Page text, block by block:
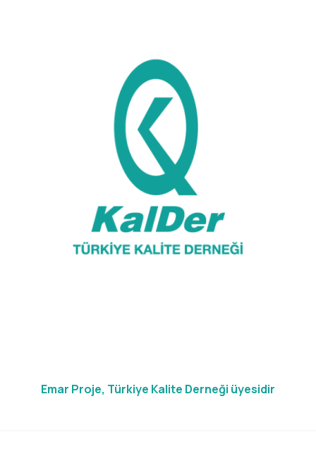
Emar Proje, Türkiye Kalite Derneği üyesidir